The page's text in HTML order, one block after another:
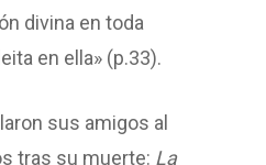
divina en toda
en ella» (p.33).
sus amigos al
tras su muerte: La